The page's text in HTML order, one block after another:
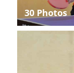
30 Photos